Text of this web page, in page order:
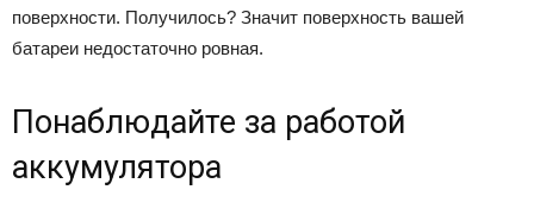
поверхности. Получилось? Значит поверхность вашей
батареи недостаточно ровная.
Понаблюдайте за работой
аккумулятора